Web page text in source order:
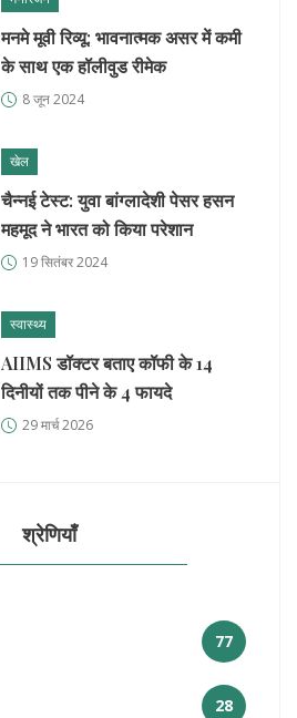
मनमे मूवी रिव्यू: भावनात्मक असर में कमी
के साथ एक हॉलीवुड रीमेक
8 जून 2024
खेल
चैन्नई टेस्ट: युवा बांग्लादेशी पेसर हसन
महमूद ने भारत को किया परेशान
19 सितंबर 2024
स्वास्थ्य
AIIMS डॉक्टर बताए कॉफी के 14
दिनीयों तक पीने के 4 फायदे
29 मार्च 2026
श्रेणियाँ
77
28